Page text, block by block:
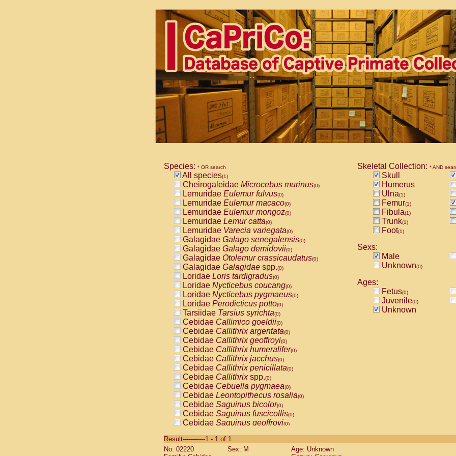
Species: * OR search
All species(1)
Cheirogaleidae Microcebus murinus(0)
Lemuridae Eulemur fulvus(0)
Lemuridae Eulemur macaco(0)
Lemuridae Eulemur mongoz(0)
Lemuridae Lemur catta(0)
Lemuridae Varecia variegata(0)
Galagidae Galago senegalensis(0)
Galagidae Galago demidovii(0)
Galagidae Otolemur crassicaudatus(0)
Galagidae Galagidae spp.(0)
Loridae Loris tardigradus(0)
Loridae Nycticebus coucang(0)
Loridae Nycticebus pygmaeus(0)
Loridae Perodicticus potto(0)
Tarsiidae Tarsius syrichta(0)
Cebidae Callimico goeldii(0)
Cebidae Callithrix argentata(0)
Cebidae Callithrix geoffroyi(0)
Cebidae Callithrix humeralifer(0)
Cebidae Callithrix jacchus(0)
Cebidae Callithrix penicillata(0)
Cebidae Callithrixspp.(0)
Cebidae Cebuella pygmaea(0)
Cebidae Leontopithecus rosalia(0)
Cebidae Saguinus bicolor(0)
Cebidae Saguinus fuscicollis(0)
Cebidae Saguinus geoffroyi(0)
CebidaeSaguinus labiatus(0)
Cebidae Saguinus leucopus (0)
Skeletal Collection: * AND
Skull
Humerus
Ulna(1)
Femur(1)
Fibula(1)
Trunk(1)
Foot(1)
Sexs:
Male
Unknown(0)
Ages:
Fetus(0)
Juvenile(0)
Unknown
Result-----------1 - 1 of 1
No: 02220
Sex: M
Age: Unknown